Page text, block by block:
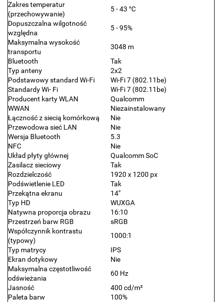
Zakres temperatur
(przechowywanie)
5 - 43 °C
Dopuszczalna wilgotność
względna
5 - 95%
Maksymalna wysokość
transportu
3048 m
Bluetooth
Tak
Typ anteny
2x2
Podstawowy standard Wi-Fi
Wi-Fi 7 (802.11be)
Standardy Wi- Fi
Wi-Fi 7 (802.11be)
Producent karty WLAN
Qualcomm
WWAN
Niezainstalowany
Łączność z siecią komórkową
Nie
Przewodowa sieć LAN
Nie
Wersja Bluetooth
5.3
NFC
Nie
Układ płyty głównej
Qualcomm SoC
Zasilacz sieciowy
Tak
Rozdzielczość
1920 x 1200 px
Podświetlenie LED
Tak
Przekątna ekranu
14"
Typ HD
WUXGA
Natywna proporcja obrazu
16:10
Przestrzeń barw RGB
sRGB
Współczynnik kontrastu
(typowy)
1000:1
Typ matrycy
IPS
Ekran dotykowy
Nie
Maksymalna częstotliwość
odświeżania
60 Hz
Jasność
400 cd/m²
Paleta barw
100%